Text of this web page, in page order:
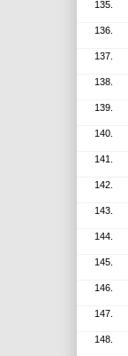
135.
136.
137.
138.
139.
140.
141.
142.
143.
144.
145.
146.
147.
148.